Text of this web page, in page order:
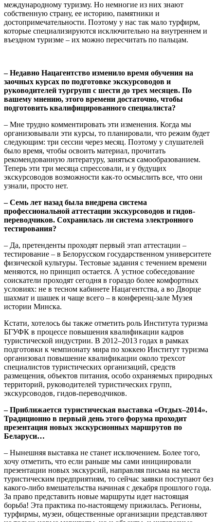
международному туризму. Но немногие из них знают
собственную страну, ее историю, памятники и
достопримечательности. Поэтому у нас так мало турфирм,
которые специализируются исключительно на внутреннем и
въездном туризме – их можно пересчитать по пальцам.
– Недавно Нацагентство изменило время обучения на
заочных курсах по подготовке экскурсоводов и
руководителей тургрупп с шести до трех месяцев. По
вашему мнению, этого времени достаточно, чтобы
подготовить квалифицированного специалиста?
– Мне трудно комментировать эти изменения. Когда мы
организовывали эти курсы, то планировали, что режим будет
следующим: три сессии через месяц. Поэтому у слушателей
было время, чтобы освоить материал, прочитать
рекомендованную литературу, заняться самообразованием.
Теперь эти три месяца спрессовали, и у будущих
экскурсоводов возможности как-то осмыслить все, что они
узнали, просто нет.
– Семь лет назад была внедрена система
профессиональной аттестации экскурсоводов и гидов-
переводчиков. Сохранилась ли система электронного
тестирования?
– Да, претенденты проходят первый этап аттестации –
тестирование – в Белорусском государственном университете
физической культуры. Тестовые задания с течением времени
меняются, но принцип остается. А устное собеседование
соискатели проходят сегодня в гораздо более комфортных
условиях: не в тесном кабинете Нацагентства, а во Дворце
шахмат и шашек и чаще всего – в конференц-зале Музея
истории Минска.
Кстати, хотелось бы также отметить роль Института туризма
БГУФК в процессе повышения квалификации кадров
туристической индустрии. В 2012–2013 годах в рамках
подготовки к чемпионату мира по хоккею Институт туризма
организовал повышение квалификации около трехсот
специалистов туристических организаций, средств
размещения, объектов питания, особо охраняемых природных
территорий, руководителей туристических групп,
экскурсоводов, гидов-переводчиков.
– Приближается туристическая выставка «Отдых–2014».
Традиционно в первый день этого форума проходит
презентация новых экскурсионных маршрутов по
Беларуси…
– Нынешняя выставка не станет исключением. Более того,
хочу отметить, что если раньше мы сами инициировали
презентации новых экскурсий, направляя письма на места
туристическим предприятиям, то сейчас заявки поступают без
какого-либо вмешательства начиная с декабря прошлого года.
За право представить новые маршруты идет настоящая
борьба! Эта практика по-настоящему прижилась. Регионы,
турфирмы, музеи, общественные организации представляют